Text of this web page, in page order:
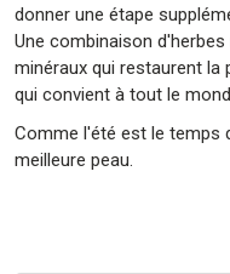
donner une étape
Une combinaison
minéraux qui restaurent la
qui convient à tout le
Comme l'été est le temps
meilleure peau.